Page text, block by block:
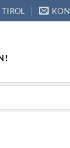
TIROL